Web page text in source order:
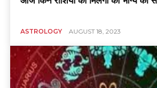
ASTROLOGY AUGUST 18, 2023